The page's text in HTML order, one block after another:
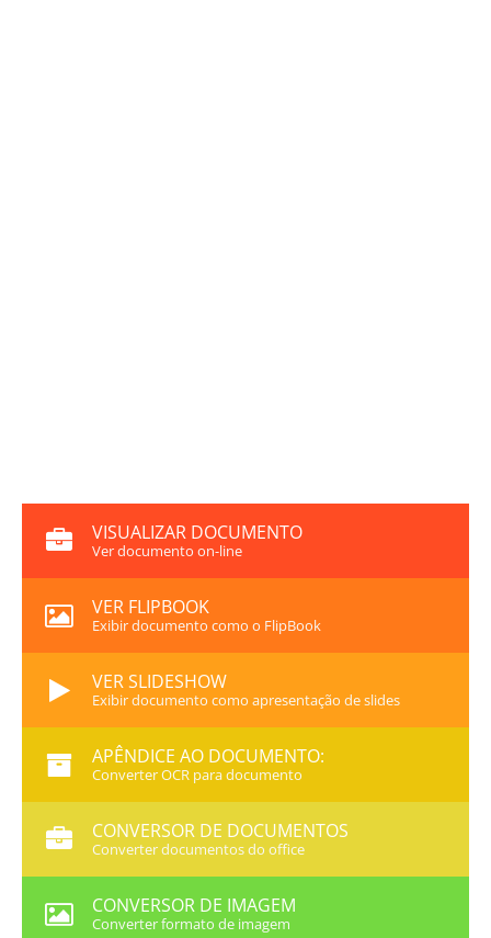
VISUALIZAR DOCUMENTO
Ver documento on-line
VER FLIPBOOK
Exibir documento como o FlipBook
VER SLIDESHOW
Exibir documento como apresentação de slides
APÊNDICE AO DOCUMENTO:
Converter OCR para documento
CONVERSOR DE DOCUMENTOS
Converter documentos do office
CONVERSOR DE IMAGEM
Converter formato de imagem